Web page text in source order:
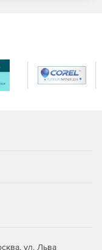
с помощью
или
SSRS
несколько
–
настроек
ул. Льва